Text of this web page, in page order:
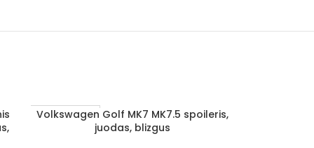
1–3 D. D.
Į KREPŠELĮ
Volkswagen Golf MK7 MK7.5 spoileris,
juodas, blizgus